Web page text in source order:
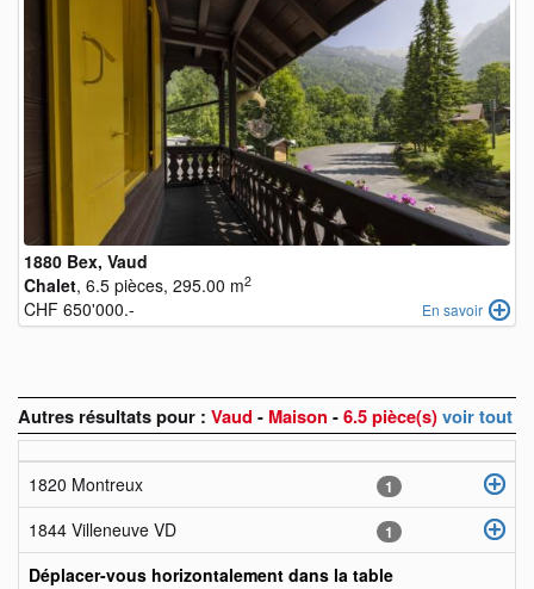
1880 Bex, Vaud
Chalet, 6.5 pièces, 295.00 m2
CHF 650'000.- En savoir
Autres résultats pour : Vaud - Maison -6.5 pièce(s)voir tout
1820 Montreux 1
1844 Villeneuve VD 1
Déplacer-vous horizontalement dans la table